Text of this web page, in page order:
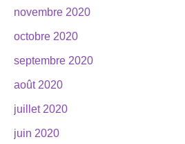
novembre 2020
octobre 2020
septembre 2020
août 2020
juillet 2020
juin 2020